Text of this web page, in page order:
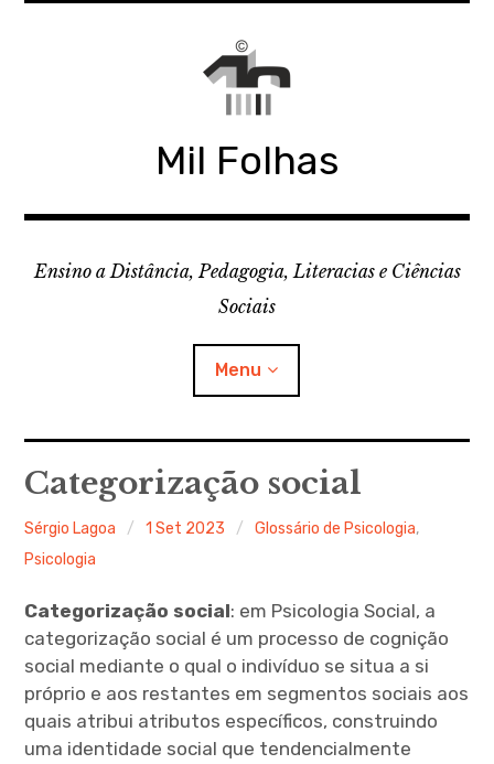
Mil Folhas
Ensino a Distância, Pedagogia, Literacias e Ciências
Sociais
Menu
CDD
Ferramentas Digitais
Blog
Glossário de Psicologia
Psicologia – Biografias
Categorização social
Sérgio Lagoa 1 Set 2023 Glossário de Psicologia,
Psicologia
Categorização social: em Psicologia Social, a
categorização social é um processo de cognição
social mediante o qual o indivíduo se situa a si
próprio e aos restantes em segmentos sociais aos
quais atribui atributos específicos, construindo
uma identidade social que tendencialmente